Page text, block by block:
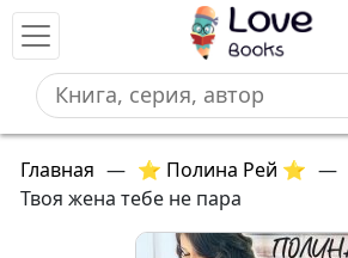
Главная — ⭐ Полина Рей ⭐ —
Твоя жена тебе не пара